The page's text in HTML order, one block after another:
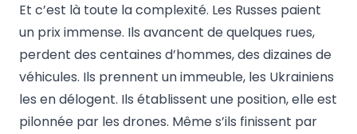
Et c’est là toute la complexité. Les Russes paient
un prix immense. Ils avancent de quelques rues,
perdent des centaines d’hommes, des dizaines de
véhicules. Ils prennent un immeuble, les Ukrainiens
les en délogent. Ils établissent une position, elle est
pilonnée par les drones. Même s’ils finissent par